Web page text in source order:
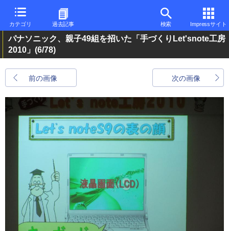
カテゴリ 過去記事 検索 Impressサイト
パナソニック、親子49組を招いた「手づくりLet'snote工房
2010」 (6/78)
前の画像 次の画像